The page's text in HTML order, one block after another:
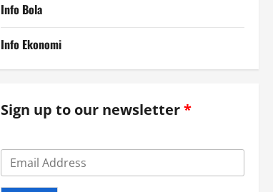
Info Bola
Info Ekonomi
Sign up to our newsletter